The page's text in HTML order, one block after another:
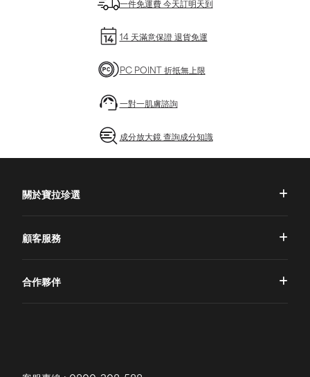
14 天滿意保證 退貨免運
PC POINT 折抵無上限
一對一肌膚諮詢
成分放大鏡 查詢成分知識
關於寶拉珍選
專業國際團隊
顧客服務
合作夥伴